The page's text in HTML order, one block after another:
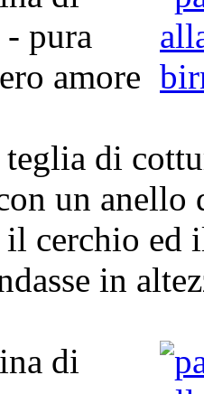
teglia di
un anello
cerchio ed
in